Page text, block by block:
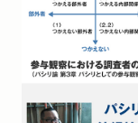
雑誌2026/02/05
「週刊文春」2月
れました。（評者：
東京新聞で紹介さ